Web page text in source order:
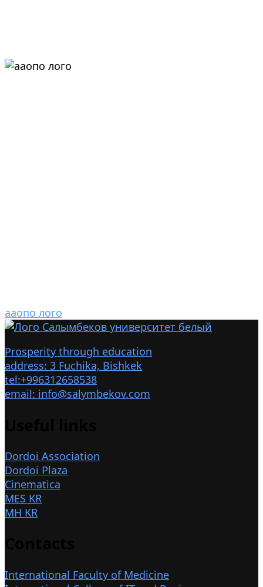
ааопо лого
Prosperity through education
address: 3 Fuchika, Bishkek
tel:+996312658538
email: info@salymbekov.com
Dordoi Association
Dordoi Plaza
Cinematica
MES KR
MH KR
International Faculty of Medicine